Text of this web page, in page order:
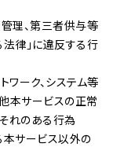
理、第三者供与等
律」に違反する行
ワーク、システム等
本サービスの正常
れのある行為
本サービス以外の